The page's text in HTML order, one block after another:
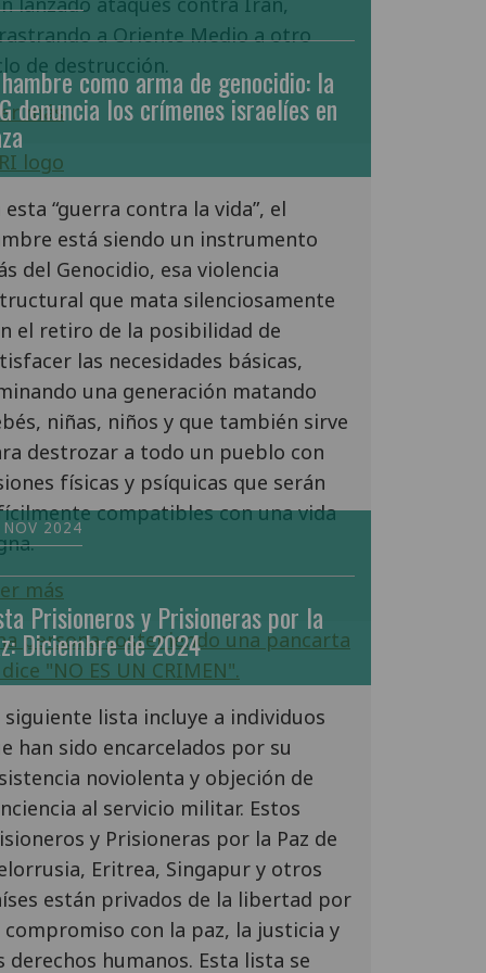
a Oriente Medio a otro
de destrucción.
más
como arma de genocidio: la
denuncia los crímenes israelíes en
esta “guerra contra la vida”, el
está siendo un instrumento
del Genocidio, esa violencia
que mata silenciosamente
el retiro de la posibilidad de
las necesidades básicas,
una generación matando
niñas, niños y que también sirve
destrozar a todo un pueblo con
físicas y psíquicas que serán
compatibles con una vida
más
2024
Prisioneros y Prisioneras por la
Diciembre de 2024
siguiente lista incluye a individuos
han sido encarcelados por su
noviolenta y objeción de
al servicio militar. Estos
y Prisioneras por la Paz de
Eritrea, Singapur y otros
están privados de la libertad por
compromiso con la paz, la justicia y
derechos humanos. Esta lista se